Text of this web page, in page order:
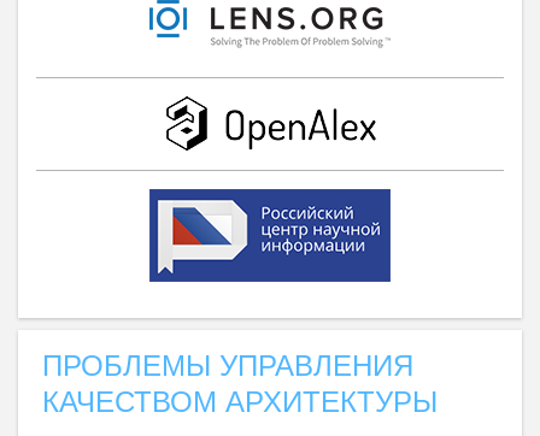
ПРОБЛЕМЫ УПРАВЛЕНИЯ
КАЧЕСТВОМ АРХИТЕКТУРЫ